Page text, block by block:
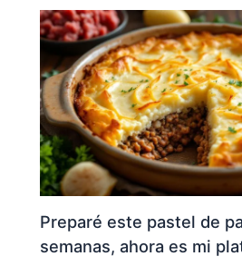
Preparé este pastel de
semanas, ahora es mi